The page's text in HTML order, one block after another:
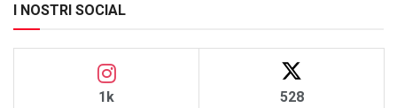
I NOSTRI SOCIAL
1k 528